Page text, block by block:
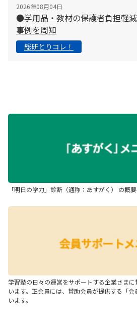
2026年08月04日
●学用品・教材の保護者負担軽
事例を周知
総研とりコレ！
「明日の学力」診断（通称：あすがく） の概
学習塾の日々の運営をサポートする企業さま
います。正会員には、賛助会員が提供する「
います。